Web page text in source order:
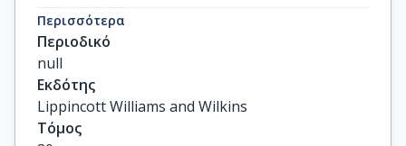
Velonakis, G.
Karavasilis, E.
Kararizou, E.
Triantafyllou, N.
Περισσότερα
Περιοδικό
null
Εκδότης
Lippincott Williams and Wilkins
Τόμος